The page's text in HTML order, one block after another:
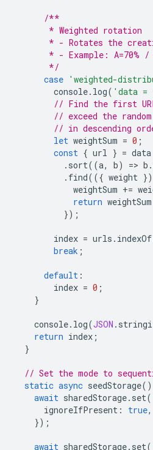
/**
       * Weighted rotation
* - Rotates the
* - Example: A=70% /
       */
case 'weighted-
console. log( 'data =
// Find the first
// exceed the
// in descending
let weightSum = 0 ;
const { url } = data
. sort((a, b) => b .
. find(({ weight })
weightSum +=
return weightSum
});
index = urls . indexOf
break ;
default :
index = 0 ;
}
console. log(JSON .
return index ;
}
// Set the mode to
static async seedStorage()
await sharedStorage. set(
ignoreIfPresent : true,
});
await sharedStorage. set(